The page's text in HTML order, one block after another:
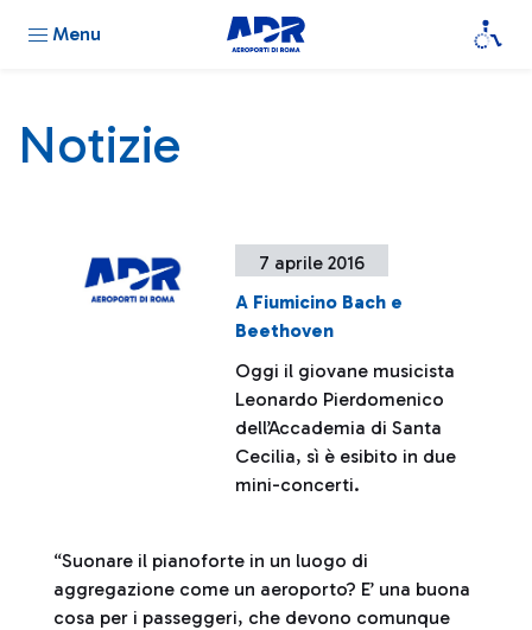
Menu
Notizie
7 aprile 2016
A Fiumicino Bach e
Beethoven
Oggi il giovane musicista
Leonardo Pierdomenico
dell’Accademia di Santa
Cecilia, sì è esibito in due
mini-concerti.
“Suonare il pianoforte in un luogo di
aggregazione come un aeroporto? E’ una buona
cosa per i passeggeri, che devono comunque